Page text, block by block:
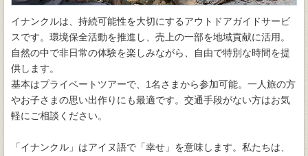
イナンクルは、持続可能性を大切にするアウトドアガイドサービ
スです。環境保全活動を推進し、売上の一部を地域貢献に活用。
自然の中で非日常の体験を楽しみながら、自由で特別な時間を提
供します。
基本はプライベートツアーで、1名さまから参加可能。一人旅の方
やお子さまの思い出作りにも最適です。交通手段がない方はお気
軽にご相談ください。
「イナンクル」はアイヌ語で「幸せ」を意味します。私たちは、